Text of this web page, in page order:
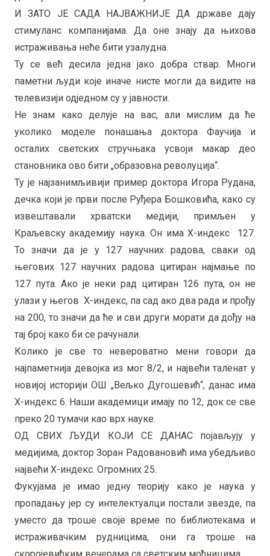
И ЗАТО ЈЕ САДА НАЈВАЖНИЈЕ ДА државе дају
стимуланс компанијама. Да оне знају да њихова
истраживања неће бити узалудна.
Ту се већ десила једна јако добра ствар. Многи
паметни људи које иначе нисте могли да видите на
телевизији одједном су у јавности.
Не знам како делује на вас, али мислим да ће
уколико моделе понашања доктора Фаучија и
осталих светских стручњака усвоји макар део
становника ово бити „образовна револуција“.
Ту је најзанимљивији пример доктора Игора Рудана,
дечка који је први после Руђера Бошковића, како су
извештавали хрватски медији, примљен у
Краљевску академију наука. Он има Х-индекс 127.
То значи да је у 127 научних радова, сваки од
његових 127 научних радова цитиран најмање по
127 пута. Ако је неки рад цитиран 126 пута, он не
улази у његов Х-индекс, па сад ако два рада и прођу
на 200, то значи да ће и сви други морати да дођу на
тај број како би се рачунали.
Колико је све то невероватно мени говори да
најпаметнија девојка из мог 8/2, и највећи таленат у
новијој историји ОШ „Вељко Дугошевић“, данас има
Х-индекс 6. Наши академици имају по 12, док се све
преко 20 тумачи као врх науке.
ОД СВИХ ЉУДИ КОЈИ СЕ ДАНАС појављују у
медијима, доктор Зоран Радовановић има убедљиво
највећи Х-индекс. Огромних 25.
Фукујама је имао једну теорију како је наука у
пропадању јер су интелектуалци постали звезде, па
уместо да троше своје време по библиотекама и
истраживачким рудницима, они га троше на